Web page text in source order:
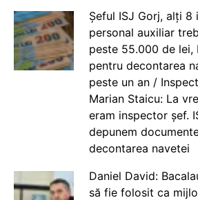
Șeful ISJ Gorj, alți 8
personal auxiliar
peste 55.000 de lei,
pentru decontarea
peste un an /
Marian Staicu: La
eram inspector șef.
depunem
decontarea navetei
Daniel David:
să fie folosit ca